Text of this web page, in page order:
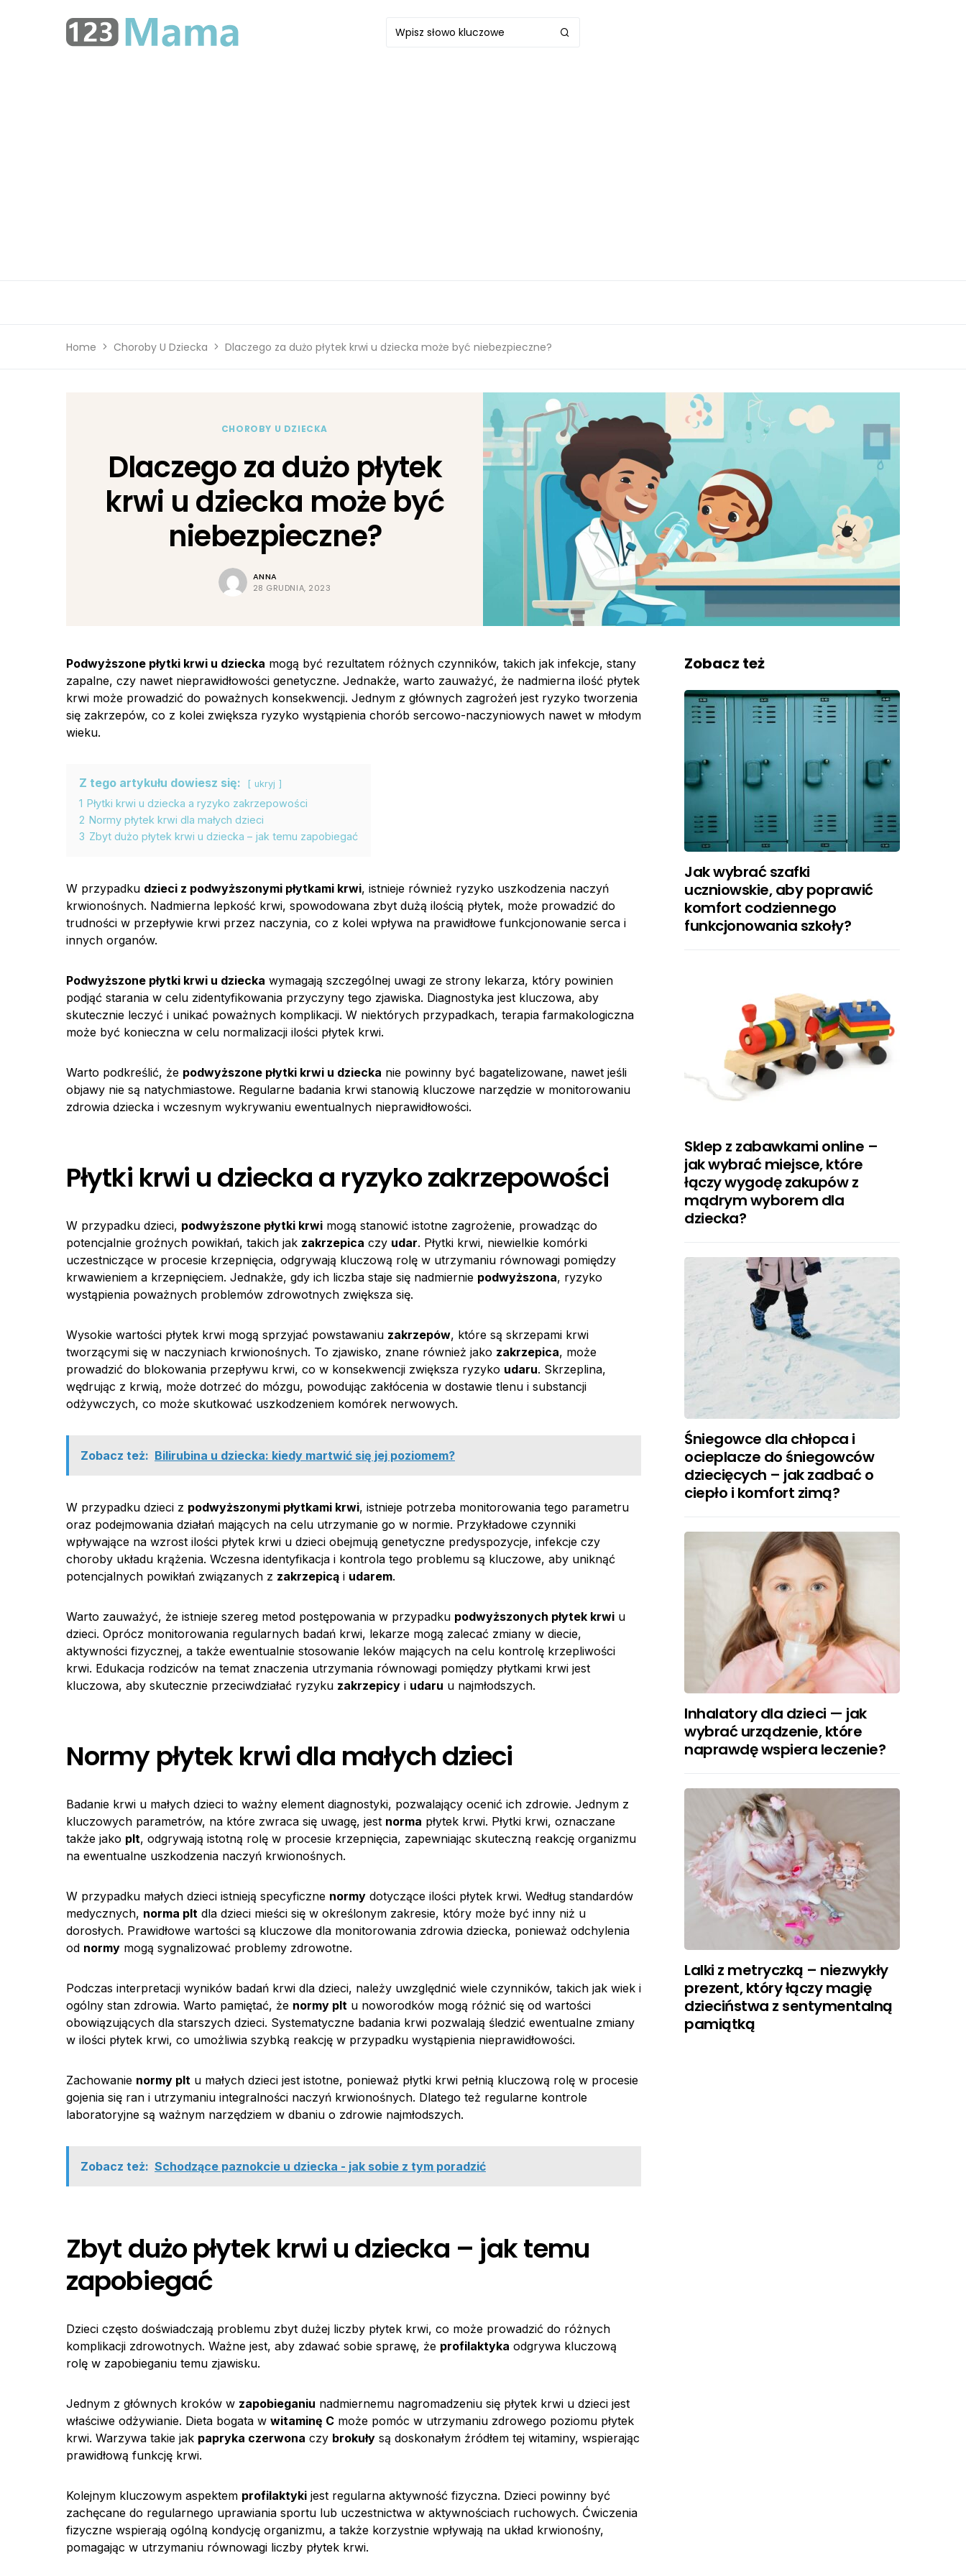
Home Choroby U Dziecka Dlaczego za dużo płytek krwi u dziecka może być niebezpieczne?
CHOROBY U DZIECKA
Dlaczego za dużo płytek
krwi u dziecka może być
niebezpieczne?
ANNA
28 GRUDNIA, 2023
Podwyższone płytki krwi u dziecka mogą być rezultatem różnych czynników, takich jak infekcje, stany
zapalne, czy nawet nieprawidłowości genetyczne. Jednakże, warto zauważyć, że nadmierna ilość płytek
krwi może prowadzić do poważnych konsekwencji. Jednym z głównych zagrożeń jest ryzyko tworzenia
się zakrzepów, co z kolei zwiększa ryzyko wystąpienia chorób sercowo-naczyniowych nawet w młodym
wieku.
Z tego artykułu dowiesz się: ukryj
1 Płytki krwi u dziecka a ryzyko zakrzepowości
2 Normy płytek krwi dla małych dzieci
3 Zbyt dużo płytek krwi u dziecka – jak temu zapobiegać
W przypadku dzieci z podwyższonymi płytkami krwi, istnieje również ryzyko uszkodzenia naczyń
krwionośnych. Nadmierna lepkość krwi, spowodowana zbyt dużą ilością płytek, może prowadzić do
trudności w przepływie krwi przez naczynia, co z kolei wpływa na prawidłowe funkcjonowanie serca i
innych organów.
Podwyższone płytki krwi u dziecka wymagają szczególnej uwagi ze strony lekarza, który powinien
podjąć starania w celu zidentyfikowania przyczyny tego zjawiska. Diagnostyka jest kluczowa, aby
skutecznie leczyć i unikać poważnych komplikacji. W niektórych przypadkach, terapia farmakologiczna
może być konieczna w celu normalizacji ilości płytek krwi.
Warto podkreślić, że podwyższone płytki krwi u dziecka nie powinny być bagatelizowane, nawet jeśli
objawy nie są natychmiastowe. Regularne badania krwi stanowią kluczowe narzędzie w monitorowaniu
zdrowia dziecka i wczesnym wykrywaniu ewentualnych nieprawidłowości.
Płytki krwi u dziecka a ryzyko zakrzepowości
W przypadku dzieci, podwyższone płytki krwi mogą stanowić istotne zagrożenie, prowadząc do
potencjalnie groźnych powikłań, takich jak zakrzepica czy udar. Płytki krwi, niewielkie komórki
uczestniczące w procesie krzepnięcia, odgrywają kluczową rolę w utrzymaniu równowagi pomiędzy
krwawieniem a krzepnięciem. Jednakże, gdy ich liczba staje się nadmiernie podwyższona, ryzyko
wystąpienia poważnych problemów zdrowotnych zwiększa się.
Wysokie wartości płytek krwi mogą sprzyjać powstawaniu zakrzepów, które są skrzepami krwi
tworzącymi się w naczyniach krwionośnych. To zjawisko, znane również jako zakrzepica, może
prowadzić do blokowania przepływu krwi, co w konsekwencji zwiększa ryzyko udaru. Skrzeplina,
wędrując z krwią, może dotrzeć do mózgu, powodując zakłócenia w dostawie tlenu i substancji
odżywczych, co może skutkować uszkodzeniem komórek nerwowych.
Zobacz też: Bilirubina u dziecka: kiedy martwić się jej poziomem?
W przypadku dzieci z podwyższonymi płytkami krwi, istnieje potrzeba monitorowania tego parametru
oraz podejmowania działań mających na celu utrzymanie go w normie. Przykładowe czynniki
wpływające na wzrost ilości płytek krwi u dzieci obejmują genetyczne predyspozycje, infekcje czy
choroby układu krążenia. Wczesna identyfikacja i kontrola tego problemu są kluczowe, aby uniknąć
potencjalnych powikłań związanych z zakrzepicą i udarem.
Warto zauważyć, że istnieje szereg metod postępowania w przypadku podwyższonych płytek krwi u
dzieci. Oprócz monitorowania regularnych badań krwi, lekarze mogą zalecać zmiany w diecie,
aktywności fizycznej, a także ewentualnie stosowanie leków mających na celu kontrolę krzepliwości
krwi. Edukacja rodziców na temat znaczenia utrzymania równowagi pomiędzy płytkami krwi jest
kluczowa, aby skutecznie przeciwdziałać ryzyku zakrzepicy i udaru u najmłodszych.
Normy płytek krwi dla małych dzieci
Badanie krwi u małych dzieci to ważny element diagnostyki, pozwalający ocenić ich zdrowie. Jednym z
kluczowych parametrów, na które zwraca się uwagę, jest norma płytek krwi. Płytki krwi, oznaczane
także jako plt, odgrywają istotną rolę w procesie krzepnięcia, zapewniając skuteczną reakcję organizmu
na ewentualne uszkodzenia naczyń krwionośnych.
W przypadku małych dzieci istnieją specyficzne normy dotyczące ilości płytek krwi. Według standardów
medycznych, norma plt dla dzieci mieści się w określonym zakresie, który może być inny niż u
dorosłych. Prawidłowe wartości są kluczowe dla monitorowania zdrowia dziecka, ponieważ odchylenia
od normy mogą sygnalizować problemy zdrowotne.
Podczas interpretacji wyników badań krwi dla dzieci, należy uwzględnić wiele czynników, takich jak wiek i
ogólny stan zdrowia. Warto pamiętać, że normy plt u noworodków mogą różnić się od wartości
obowiązujących dla starszych dzieci. Systematyczne badania krwi pozwalają śledzić ewentualne zmiany
w ilości płytek krwi, co umożliwia szybką reakcję w przypadku wystąpienia nieprawidłowości.
Zachowanie normy plt u małych dzieci jest istotne, ponieważ płytki krwi pełnią kluczową rolę w procesie
gojenia się ran i utrzymaniu integralności naczyń krwionośnych. Dlatego też regularne kontrole
laboratoryjne są ważnym narzędziem w dbaniu o zdrowie najmłodszych.
Zobacz też: Schodzące paznokcie u dziecka - jak sobie z tym poradzić
Zbyt dużo płytek krwi u dziecka – jak temu
zapobiegać
Dzieci często doświadczają problemu zbyt dużej liczby płytek krwi, co może prowadzić do różnych
komplikacji zdrowotnych. Ważne jest, aby zdawać sobie sprawę, że profilaktyka odgrywa kluczową
rolę w zapobieganiu temu zjawisku.
Jednym z głównych kroków w zapobieganiu nadmiernemu nagromadzeniu się płytek krwi u dzieci jest
właściwe odżywianie. Dieta bogata w witaminę C może pomóc w utrzymaniu zdrowego poziomu płytek
krwi. Warzywa takie jak papryka czerwona czy brokuły są doskonałym źródłem tej witaminy, wspierając
prawidłową funkcję krwi.
Kolejnym kluczowym aspektem profilaktyki jest regularna aktywność fizyczna. Dzieci powinny być
zachęcane do regularnego uprawiania sportu lub uczestnictwa w aktywnościach ruchowych. Ćwiczenia
fizyczne wspierają ogólną kondycję organizmu, a także korzystnie wpływają na układ krwionośny,
pomagając w utrzymaniu równowagi liczby płytek krwi.
Zobacz też
Jak wybrać szafki
uczniowskie, aby poprawić
komfort codziennego
funkcjonowania szkoły?
Sklep z zabawkami online –
jak wybrać miejsce, które
łączy wygodę zakupów z
mądrym wyborem dla
dziecka?
Śniegowce dla chłopca i
ocieplacze do śniegowców
dziecięcych – jak zadbać o
ciepło i komfort zimą?
Inhalatory dla dzieci — jak
wybrać urządzenie, które
naprawdę wspiera leczenie?
Lalki z metryczką – niezwykły
prezent, który łączy magię
dzieciństwa z sentymentalną
pamiątką